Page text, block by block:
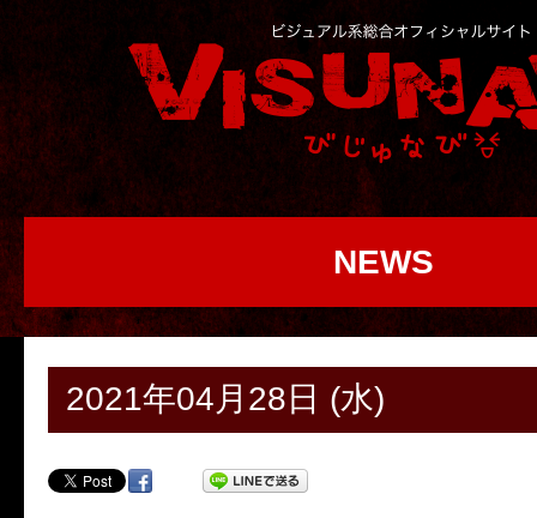
NEWS
2021年04月28日 (水)